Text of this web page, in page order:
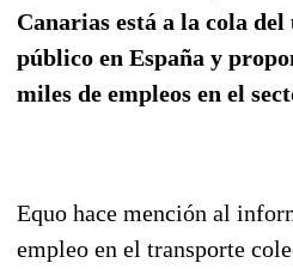
Canarias está a la cola
público en España y
miles de empleos en el
Equo hace mención al
empleo en el transporte